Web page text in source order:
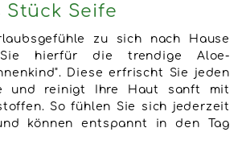
Stück Seife
zu sich nach Hause
hierfür die trendige Aloe-
Diese erfrischt Sie jeden
und reinigt Ihre Haut sanft mit
So fühlen Sie sich jederzeit
können entspannt in den Tag